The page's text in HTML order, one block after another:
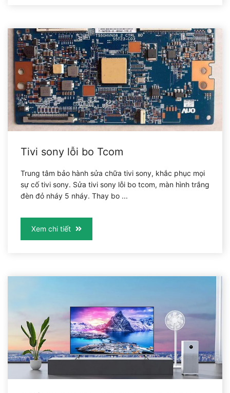
Tivi sony lỗi bo Tcom
Trung tâm bảo hành sửa chữa tivi sony, khắc phục mọi
sự cố tivi sony. Sửa tivi sony lỗi bo tcom, màn hình trắng
đèn đỏ nháy 5 nháy. Thay bo ...
Xem chi tiết